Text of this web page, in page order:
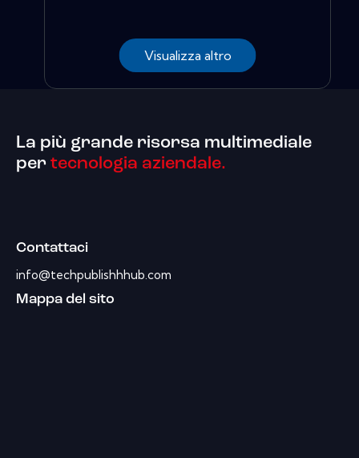
Visualizza altro
La più grande risorsa multimediale
per tecnologia aziendale.
Contattaci
info@techpublishhhub.com
Mappa del sito